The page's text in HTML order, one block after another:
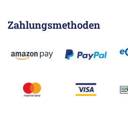
Zahlungsmethoden